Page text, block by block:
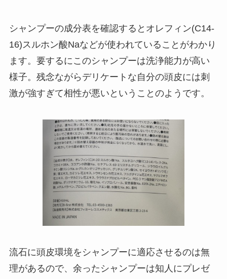
シャンプーの成分表を確認するとオレフィン(C14-
16)スルホン酸Naなどが使われていることがわかり
ます。要するにこのシャンプーは洗浄能力が高い
様子。残念ながらデリケートな自分の頭皮には刺
激が強すぎて相性が悪いということのようです。
流石に頭皮環境をシャンプーに適応させるのは無
理があるので、余ったシャンプーは知人にプレゼ